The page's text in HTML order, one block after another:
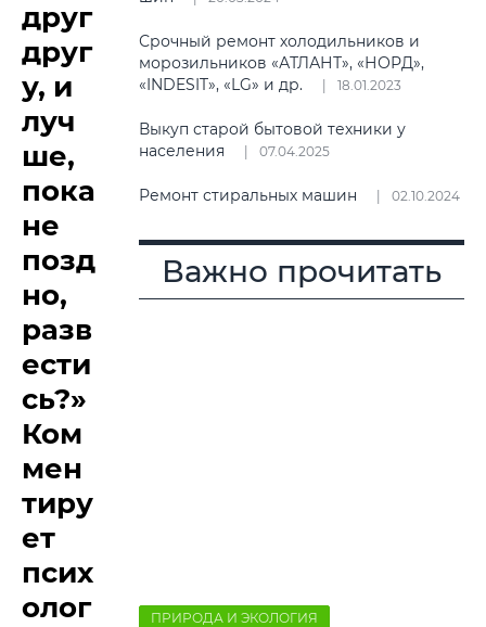
друг
друг
у, и
луч
ше,
пока
не
позд
но,
разв
ести
сь?»
Ком
мен
тиру
ет
псих
олог
Срочный ремонт холодильников и
морозильников «АТЛАНТ», «НОРД»,
«INDESIT», «LG» и др.
18.01.2023
Выкуп старой бытовой техники у
населения
07.04.2025
Ремонт стиральных машин 02.10.2024
Важно прочитать
ПРИРОДА И ЭКОЛОГИЯ